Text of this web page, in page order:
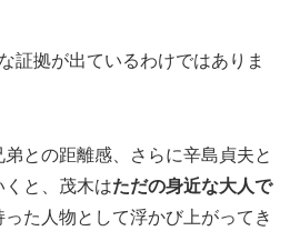
証拠が出ているわけではありま
との距離感、さらに辛島貞夫と
と、茂木はただの身近な大人で
った人物として浮かび上がってき